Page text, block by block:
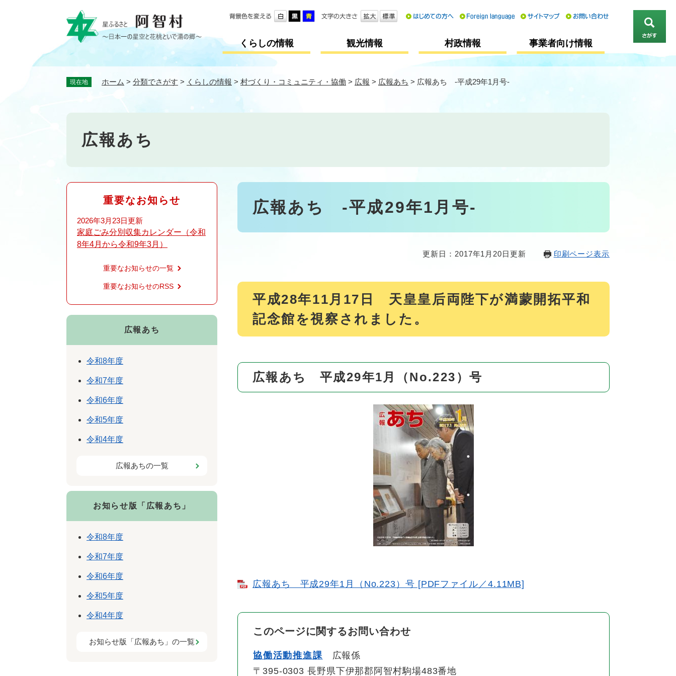
くらしの情報 観光情報 村政情報 事業者向け情報
が
す
現在地 ホーム > 分類でさがす > くらしの情報 > 村づくり・コミュニティ・協働 > 広報 > 広報あち > 広報あち -平成29年1月号-
広報あち
広報あち -平成29年1月号-
更新日：2017年1月20日更新 印刷ページ表示
平成28年11月17日 天皇皇后両陛下が満蒙開拓平和
記念館を視察されました。
広報あち 平成29年1月（No.223）号
広報あち 平成29年1月（No.223）号 [PDFファイル／4.11MB]
このページに関するお問い合わせ
協働活動推進課 広報係
〒395-0303 長野県下伊那郡阿智村駒場483番地
重要なお知らせ
2026年3月23日更新
家庭ごみ分別収集カレンダー（令和
8年4月から令和9年3月）
重要なお知らせの一覧
重要なお知らせのRSS
広報あち
令和8年度
令和7年度
令和6年度
令和5年度
令和4年度
広報あちの一覧
お知らせ版「広報あち」
令和8年度
令和7年度
令和6年度
令和5年度
令和4年度
お知らせ版「広報あち」の一覧